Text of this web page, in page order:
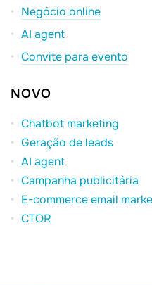
Negócio online
AI agent
Convite para evento
NOVO
Chatbot marketing
Geração de leads
AI agent
Campanha publicitária
E-commerce email
CTOR